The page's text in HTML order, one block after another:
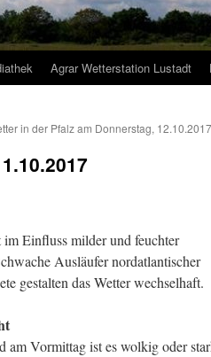
Agrar Wetterstation Lustadt
in der Pfalz am Donnerstag, 12.10.2017
Einfluss milder und feuchter
Ausläufer nordatlantischer
gestalten das Wetter wechselhaft.
am Vormittag ist es wolkig oder